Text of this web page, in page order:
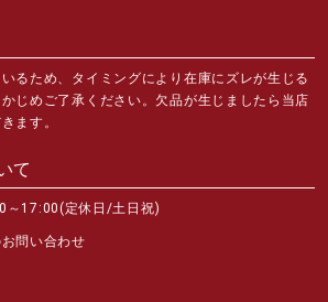
るため、タイミングにより在庫にズレが生じる
じめご了承ください。欠品が生じましたら当店
ます。
て
～17:00(定休日/土日祝)
問い合わせ